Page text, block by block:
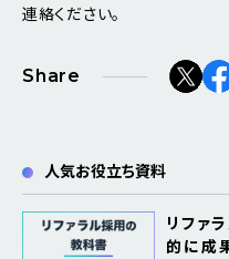
連絡ください。
Share
人気お役立ち資料
リファ
的に成